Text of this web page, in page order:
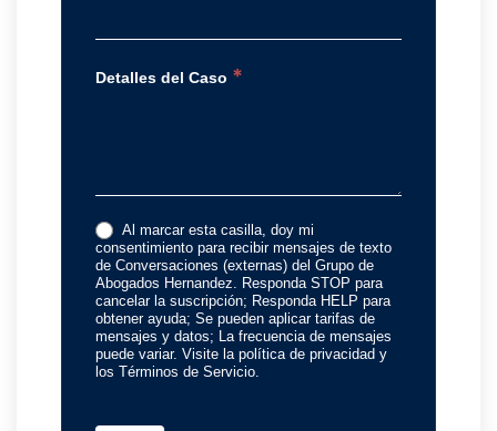
Detalles del Caso *
Al marcar esta casilla, doy mi
consentimiento para recibir mensajes de texto
de Conversaciones (externas) del Grupo de
Abogados Hernandez. Responda STOP para
cancelar la suscripción; Responda HELP para
obtener ayuda; Se pueden aplicar tarifas de
mensajes y datos; La frecuencia de mensajes
puede variar. Visite la política de privacidad y
los Términos de Servicio.